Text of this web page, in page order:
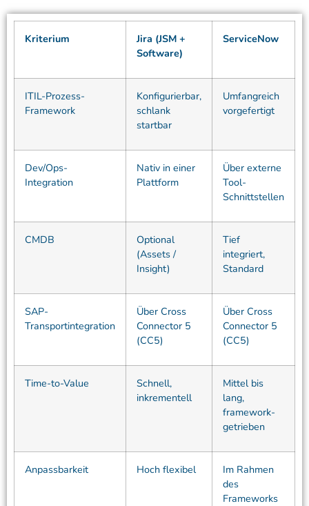
Kriterium
Jira (JSM +
Software)
ServiceNow
ITIL-Prozess-
Framework
Konfigurierbar,
schlank
startbar
Umfangreich
vorgefertigt
Dev/Ops-
Integration
Nativ in einer
Plattform
Über externe
Tool-
Schnittstellen
CMDB
Optional
(Assets /
Insight)
Tief
integriert,
Standard
SAP-
Transportintegration
Über Cross
Connector 5
(CC5)
Über Cross
Connector 5
(CC5)
Time-to-Value
Schnell,
inkrementell
Mittel bis
lang,
framework-
getrieben
Anpassbarkeit Hoch flexibel
Im Rahmen
des
Frameworks